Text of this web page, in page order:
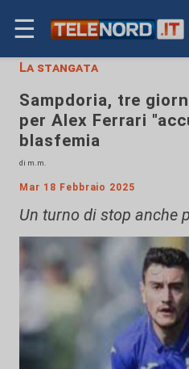
☰
La stangata
Sampdoria, tre
per Alex Ferrari
blasfemia
di m.m.
Mar 18 Febbraio 2025
Un turno di stop anche